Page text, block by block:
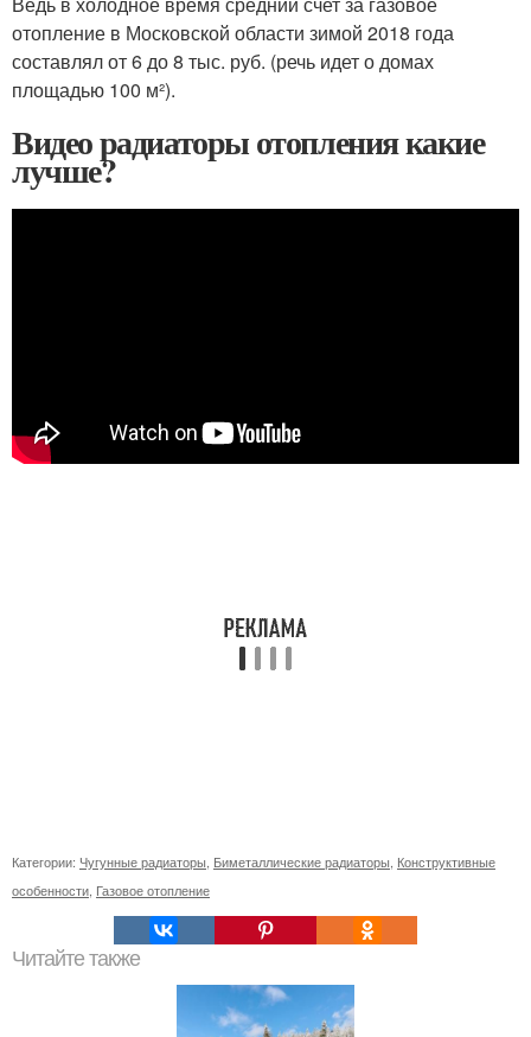
отопление в Московской области зимой 2018 года
составлял от 6 до 8 тыс. руб. (речь идет о домах
площадью 100 м²).
Видео радиаторы отопления какие
лучше?
Категории: Чугунные радиаторы Биметаллические радиаторы Конструктивные
особенности Газовое отопление
Читайте также